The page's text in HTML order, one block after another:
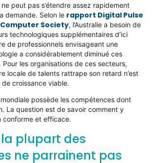
peut pas s’étendre assez rapidement
demande. Selon le rapport Digital Pulse
Society, l’Australie a besoin de
technologiques supplémentaires d’ici
de professionnels envisageant une
a considérablement diminué ces
Pour les organisations de ces secteurs,
locale de talents rattrape son retard n’est
croissance viable.
possède les compétences dont
La question est de savoir comment y
conforme et efficace.
plupart des
ne parrainent pas